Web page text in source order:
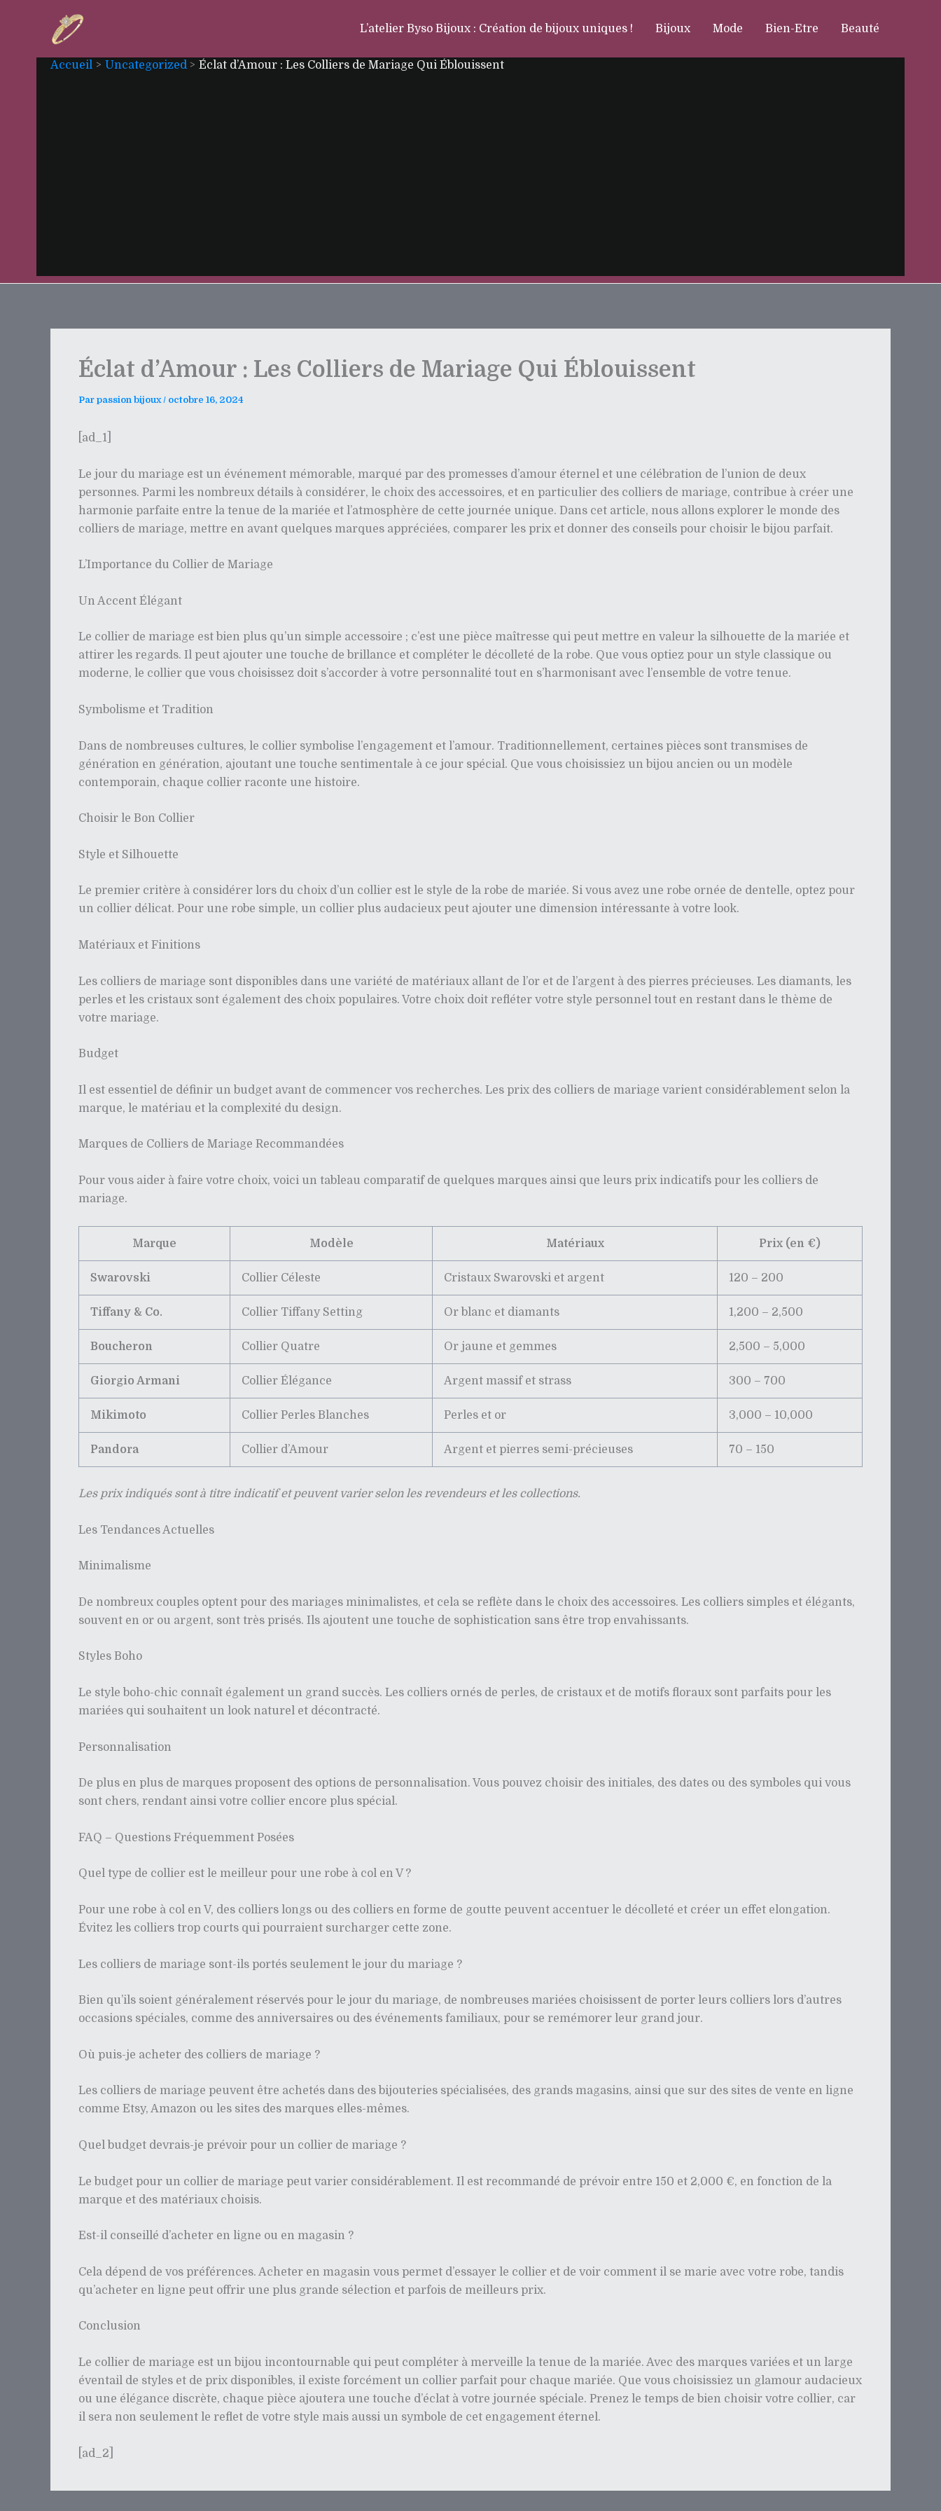
L’atelier Byso Bijoux : Création de bijoux uniques ! Bijoux Mode Bien-Etre Beauté
Accueil Uncategorized Éclat d’Amour : Les Colliers de Mariage Qui Éblouissent
Éclat d’Amour : Les Colliers de Mariage Qui Éblouissent
Par passion bijoux/ octobre 16, 2024
[ad_1]
Le jour du mariage est un événement mémorable, marqué par des promesses d’amour éternel et une célébration de l’union de deux
personnes. Parmi les nombreux détails à considérer, le choix des accessoires, et en particulier des colliers de mariage, contribue à créer une
harmonie parfaite entre la tenue de la mariée et l’atmosphère de cette journée unique. Dans cet article, nous allons explorer le monde des
colliers de mariage, mettre en avant quelques marques appréciées, comparer les prix et donner des conseils pour choisir le bijou parfait.
L’Importance du Collier de Mariage
Un Accent Élégant
Le collier de mariage est bien plus qu’un simple accessoire ; c’est une pièce maîtresse qui peut mettre en valeur la silhouette de la mariée et
attirer les regards. Il peut ajouter une touche de brillance et compléter le décolleté de la robe. Que vous optiez pour un style classique ou
moderne, le collier que vous choisissez doit s’accorder à votre personnalité tout en s’harmonisant avec l’ensemble de votre tenue.
Symbolisme et Tradition
Dans de nombreuses cultures, le collier symbolise l’engagement et l’amour. Traditionnellement, certaines pièces sont transmises de
génération en génération, ajoutant une touche sentimentale à ce jour spécial. Que vous choisissiez un bijou ancien ou un modèle
contemporain, chaque collier raconte une histoire.
Choisir le Bon Collier
Style et Silhouette
Le premier critère à considérer lors du choix d’un collier est le style de la robe de mariée. Si vous avez une robe ornée de dentelle, optez pour
un collier délicat. Pour une robe simple, un collier plus audacieux peut ajouter une dimension intéressante à votre look.
Matériaux et Finitions
Les colliers de mariage sont disponibles dans une variété de matériaux allant de l’or et de l’argent à des pierres précieuses. Les diamants, les
perles et les cristaux sont également des choix populaires. Votre choix doit refléter votre style personnel tout en restant dans le thème de
votre mariage.
Budget
Il est essentiel de définir un budget avant de commencer vos recherches. Les prix des colliers de mariage varient considérablement selon la
marque, le matériau et la complexité du design.
Marques de Colliers de Mariage Recommandées
Pour vous aider à faire votre choix, voici un tableau comparatif de quelques marques ainsi que leurs prix indicatifs pour les colliers de
mariage.
Marque Modèle Matériaux Prix (en €)
Swarovski Collier Céleste Cristaux Swarovski et argent 120 – 200
Tiffany & Co. Collier Tiffany Setting Or blanc et diamants 1,200 – 2,500
Boucheron Collier Quatre Or jaune et gemmes 2,500 – 5,000
Giorgio Armani Collier Élégance Argent massif et strass 300 – 700
Mikimoto Collier Perles Blanches Perles et or 3,000 – 10,000
Pandora Collier d’Amour Argent et pierres semi-précieuses 70 – 150
Les prix indiqués sont à titre indicatif et peuvent varier selon les revendeurs et les collections.
Les Tendances Actuelles
Minimalisme
De nombreux couples optent pour des mariages minimalistes, et cela se reflète dans le choix des accessoires. Les colliers simples et élégants,
souvent en or ou argent, sont très prisés. Ils ajoutent une touche de sophistication sans être trop envahissants.
Styles Boho
Le style boho-chic connaît également un grand succès. Les colliers ornés de perles, de cristaux et de motifs floraux sont parfaits pour les
mariées qui souhaitent un look naturel et décontracté.
Personnalisation
De plus en plus de marques proposent des options de personnalisation. Vous pouvez choisir des initiales, des dates ou des symboles qui vous
sont chers, rendant ainsi votre collier encore plus spécial.
FAQ – Questions Fréquemment Posées
Quel type de collier est le meilleur pour une robe à col en V ?
Pour une robe à col en V, des colliers longs ou des colliers en forme de goutte peuvent accentuer le décolleté et créer un effet elongation.
Évitez les colliers trop courts qui pourraient surcharger cette zone.
Les colliers de mariage sont-ils portés seulement le jour du mariage ?
Bien qu’ils soient généralement réservés pour le jour du mariage, de nombreuses mariées choisissent de porter leurs colliers lors d’autres
occasions spéciales, comme des anniversaires ou des événements familiaux, pour se remémorer leur grand jour.
Où puis-je acheter des colliers de mariage ?
Les colliers de mariage peuvent être achetés dans des bijouteries spécialisées, des grands magasins, ainsi que sur des sites de vente en ligne
comme Etsy, Amazon ou les sites des marques elles-mêmes.
Quel budget devrais-je prévoir pour un collier de mariage ?
Le budget pour un collier de mariage peut varier considérablement. Il est recommandé de prévoir entre 150 et 2,000 €, en fonction de la
marque et des matériaux choisis.
Est-il conseillé d’acheter en ligne ou en magasin ?
Cela dépend de vos préférences. Acheter en magasin vous permet d’essayer le collier et de voir comment il se marie avec votre robe, tandis
qu’acheter en ligne peut offrir une plus grande sélection et parfois de meilleurs prix.
Conclusion
Le collier de mariage est un bijou incontournable qui peut compléter à merveille la tenue de la mariée. Avec des marques variées et un large
éventail de styles et de prix disponibles, il existe forcément un collier parfait pour chaque mariée. Que vous choisissiez un glamour audacieux
ou une élégance discrète, chaque pièce ajoutera une touche d’éclat à votre journée spéciale. Prenez le temps de bien choisir votre collier, car
il sera non seulement le reflet de votre style mais aussi un symbole de cet engagement éternel.
[ad_2]